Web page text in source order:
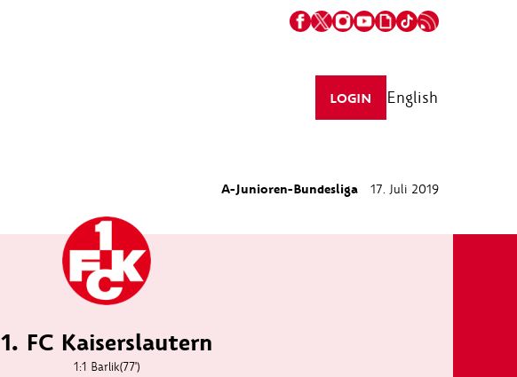
LOGIN English
A-Junioren-Bundesliga 17. Juli 2019
1. FC Kaiserslautern
1:1 Barlik(77')